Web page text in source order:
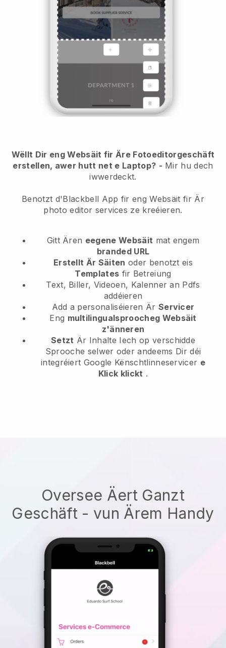
Wëllt Dir eng Websäit fir Äre Fotoeditorgeschäft
erstellen, awer hutt net e Laptop? - Mir hu dech
iwwerdeckt.
Benotzt d'Blackbell App fir eng Websäit fir Är
photo editor services ze kreéieren.
Gitt Ären eegene Websäit mat engem
branded URL
Erstellt Är Säiten oder benotzt eis
Templates fir Betreiung
Text, Biller, Videoen, Kalenner an Pdfs
addéieren
Add a personaliséieren Är Servicer
Eng multilingualsproocheg Websäit
z'änneren
Setzt Är Inhalte Iech op verschidde
Sprooche selwer oder andeems Dir déi
integréiert Google Kënschtlinneservicer e
Klick klickt .
Oversee Äert Ganzt
Geschäft - vun Ärem Handy